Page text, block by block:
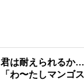
君は耐えられるか
「わ〜たしマンゴ